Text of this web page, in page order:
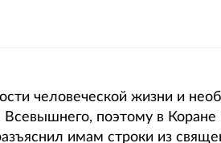
человеческой жизни и
поэтому в Коране
имам строки из